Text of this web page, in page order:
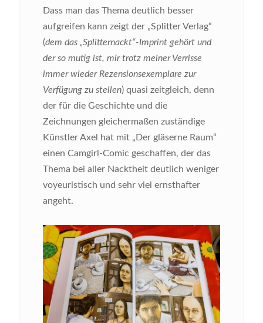
Dass man das Thema deutlich besser
aufgreifen kann zeigt der „Splitter Verlag“
(dem das „Splitternackt“-Imprint gehört und
der so mutig ist, mir trotz meiner Verrisse
immer wieder Rezensionsexemplare zur
Verfügung zu stellen) quasi zeitgleich, denn
der für die Geschichte und die
Zeichnungen gleichermaßen zuständige
Künstler Axel hat mit „Der gläserne Raum“
einen Camgirl-Comic geschaffen, der das
Thema bei aller Nacktheit deutlich weniger
voyeuristisch und sehr viel ernsthafter
angeht.
Bild